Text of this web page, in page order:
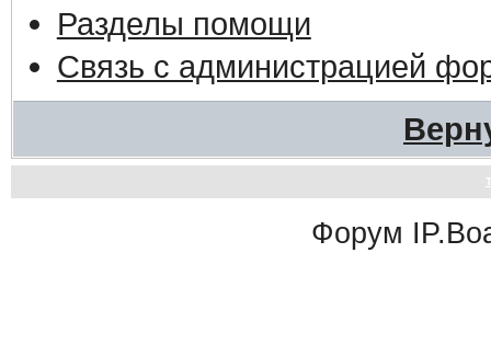
Разделы помощи
Связь с администрацией
Форум